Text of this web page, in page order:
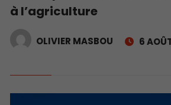
à l’agriculture
OLIVIER MASBOU 6